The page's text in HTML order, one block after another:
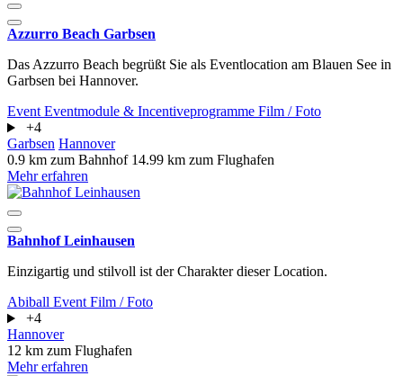
Azzurro Beach Garbsen
Das Azzurro Beach begrüßt Sie als Eventlocation am Blauen See in
Garbsen bei Hannover.
Event Eventmodule & Incentiveprogramme Film / Foto
+4
Garbsen Hannover
0.9 km zum Bahnhof 14.99 km zum Flughafen
Mehr erfahren
Bahnhof Leinhausen
Einzigartig und stilvoll ist der Charakter dieser Location.
Abiball Event Film / Foto
+4
Hannover
12 km zum Flughafen
Mehr erfahren